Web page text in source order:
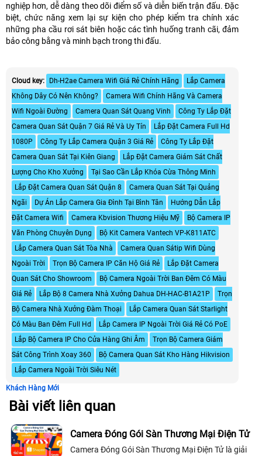
nghiệp hơn, dễ dàng theo dõi điểm số và diễn biến trận đấu. Đặc
biệt, chức năng xem lại sự kiện cho phép kiểm tra chính xác
những pha cầu rơi sát biên hoặc các tình huống tranh cãi, đảm
bảo công bằng và minh bạch trong thi đấu.
Cloud key: Dh-H2ae Camera Wifi Giá Rẻ Chính Hãng
Lắp Camera
Không Dây Có Nên Không?
Camera Wifi Chính Hãng Và Camera
Wifi Ngoài Đường
Camera Quan Sát Quang Vinh
Công Ty Lắp Đặt
Camera Quan Sát Quận 7 Giá Rẻ Và Uy Tín
Lắp Đặt Camera Full Hd
1080P
Công Ty Lắp Camera Quận 3 Giá Rẻ
Công Ty Lắp Đặt
Camera Quan Sát Tại Kiên Giang
Lắp Đặt Camera Giám Sát Chất
Lượng Cho Kho Xưởng
Tại Sao Cần Lắp Khóa Cừa Thông Minh
Lắp Đặt Camera Quan Sát Quận 8
Camera Quan Sát Tại Quảng
Ngãi
Dự Án Lắp Camera Gia Đình Tại Bình Tân
Hướng Dẫn Lắp
Đặt Camera Wifi
Camera Kbvision Thương Hiệu Mỹ
Bộ Camera IP
Văn Phòng Chuyên Dụng
Bộ Kit Camera Vantech VP-K811ATC
Lắp Camera Quan Sát Tòa Nhà
Camera Quan Sátip Wifi Dùng
Ngoài Trời
Trọn Bộ Camera IP Căn Hộ Giá Rẻ
Lắp Đặt Camera
Quan Sát Cho Showroom
Bộ Camera Ngoài Trời Ban Đêm Có Màu
Giá Rẻ
Lắp Bộ 8 Camera Nhà Xưởng Dahua DH-HAC-B1A21P
Trọn
Bộ Camera Nhà Xưởng Đàm Thoại
Lắp Camera Quan Sát Starlight
Có Màu Ban Đêm Full Hd
Lắp Camera IP Ngoài Trời Giá Rẻ Có PoE
Lắp Bộ Camera IP Cho Cửa Hàng Ghi Âm
Trọn Bộ Camera Giám
Sát Công Trình Xoay 360
Bộ Camera Quan Sát Kho Hàng Hikvision
Lắp Camera Ngoài Trời Siêu Nét
Khách Hàng Mới
Bài viết liên quan
Camera Đóng Gói Sàn Thương Mại Điện Tử
Camera Đóng Gói Sàn Thương Mại Điện Tử là giải